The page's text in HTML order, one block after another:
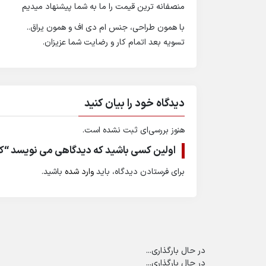
منصفانه ترین قیمت را ما به شما پیشنهاد میدیم
با همون طراحی، جنس ام دی اف و همون یراق..
تسویه بعد اتمام کار و رضایت شما عزیزان.
دیدگاه خود را بیان کنید
هنوز بررسی‌ای ثبت نشده است.
اولین کسی باشید که دیدگاهی می نویسد
برای فرستادن دیدگاه، بایدوارد شده باشید.
در حال بارگذاری...
در حال بارگذاری...